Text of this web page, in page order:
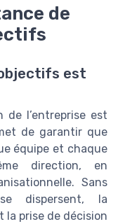
de
est
de l’entreprise est
de garantir que
équipe et chaque
direction, en
Sans
dispersent, la
la prise de décision